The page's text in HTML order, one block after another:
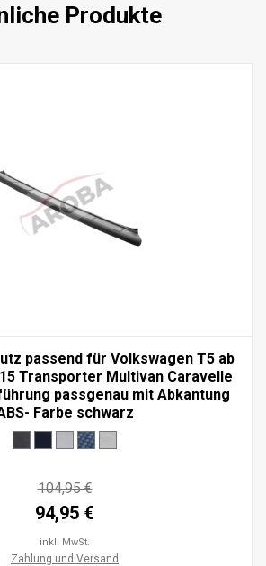
Produkte
passend für Volkswagen T5 ab
Transporter Multivan Caravelle
passgenau mit Abkantung
Farbe schwarz
104,95 €
94,95 €
inkl. MwSt.
Zahlung und Versand